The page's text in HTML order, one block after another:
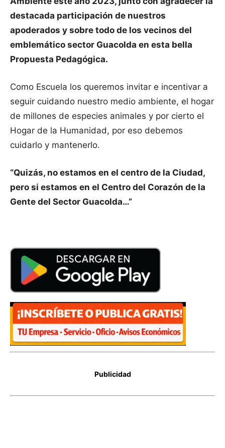
destacada participación de nuestros
apoderados y sobre todo de los vecinos del
emblemático sector Guacolda en esta bella
Propuesta Pedagógica.
Como Escuela los queremos invitar e incentivar a
seguir cuidando nuestro medio ambiente, el hogar
de millones de especies animales y por cierto el
Hogar de la Humanidad, por eso debemos
cuidarlo y mantenerlo.
“Quizás, no estamos en el centro de la Ciudad,
pero si estamos en el Centro del Corazón de la
Gente del Sector Guacolda…”
Publicidad